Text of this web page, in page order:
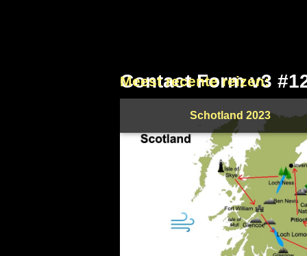
Contact Form v3
Meest recente reizen:
Schotland 2023